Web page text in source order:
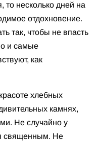
то несколько дней на
отдохновение.
так, чтобы не впасть
и самые
как
хлебных
камнях,
Не случайно у
священным. Не